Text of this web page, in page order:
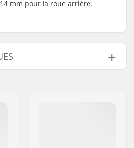
mm pour la roue arrière.